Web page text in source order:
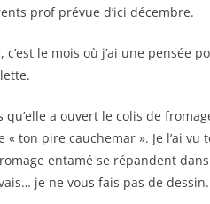
prof prévue d’ici décembre.
c’est le mois où j’ai une pensée
a ouvert le colis de
« ton pire cauchemar ». Je l’ai
entamé se répandent
je ne vous fais pas de dessin.